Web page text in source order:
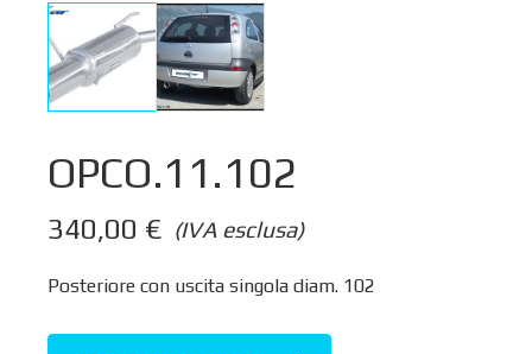
OPCO.11.102
(IVA esclusa)
340,00 €
Posteriore con uscita singola diam. 102